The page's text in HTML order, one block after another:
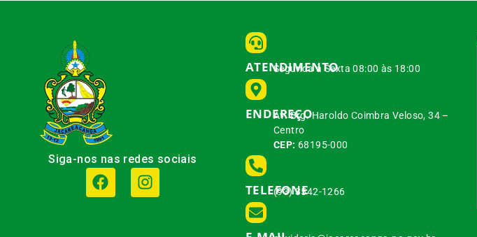
Siga-nos nas redes sociais
ATENDIMENTO
Segunda à Sexta 08:00 às 18:00
ENDEREÇO
Av. Brg. Haroldo Coimbra Veloso, 34 –
Centro
CEP: 68195-000
TELEFONE
(93) 3542-1266